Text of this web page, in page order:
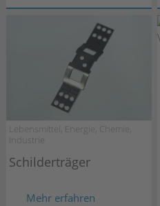
Lebensmittel, Energie, Chemie,
Industrie
Schilderträger
Mehr erfahren